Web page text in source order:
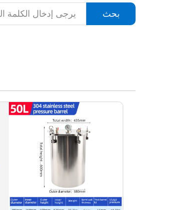
بحث